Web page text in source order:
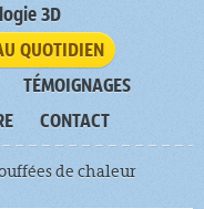
3D
QUOTIDIEN
TÉMOIGNAGES
CONTACT
de chaleur